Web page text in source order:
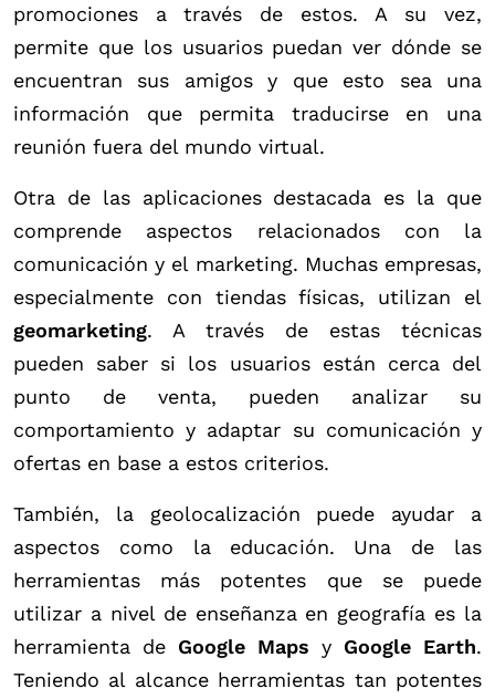
promociones a través de estos. A su vez,
permite que los usuarios puedan ver dónde se
encuentran sus amigos y que esto sea una
información que permita traducirse en una
reunión fuera del mundo virtual.
Otra de las aplicaciones destacada es la que
comprende aspectos relacionados con la
comunicación y el marketing. Muchas empresas,
especialmente con tiendas físicas, utilizan el
geomarketing. A través de estas técnicas
pueden saber si los usuarios están cerca del
punto de venta, pueden analizar su
comportamiento y adaptar su comunicación y
ofertas en base a estos criterios.
También, la geolocalización puede ayudar a
aspectos como la educación. Una de las
herramientas más potentes que se puede
utilizar a nivel de enseñanza en geografía es la
herramienta de Google Maps y Google Earth.
Teniendo al alcance herramientas tan potentes